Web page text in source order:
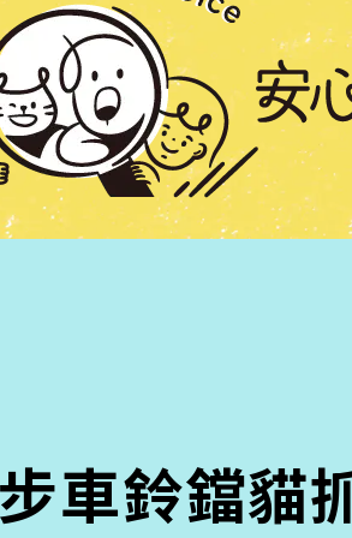
車鈴鐺貓